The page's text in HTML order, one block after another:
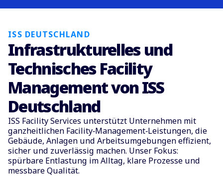
ISS DEUTSCHLAND
Infrastrukturelles und
Technisches Facility
Management von ISS
Deutschland
ISS Facility Services unterstützt Unternehmen mit
ganzheitlichen Facility‑Management‑Leistungen, die
Gebäude, Anlagen und Arbeitsumgebungen effizient,
sicher und zuverlässig machen. Unser Fokus:
spürbare Entlastung im Alltag, klare Prozesse und
messbare Qualität.